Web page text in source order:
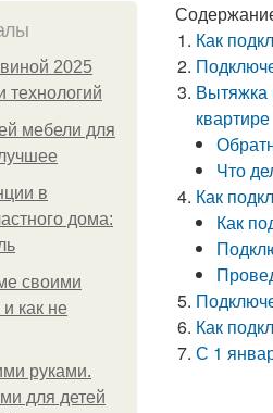
2025
технологий
мебели для
в
дома:
своими
как не
руками.
для детей
Как
Вытяжка
квартире
Что
Как
Как
Как
С 1